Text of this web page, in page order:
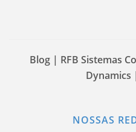
Blog | RFB Sistemas
Dynamics
NOSSAS